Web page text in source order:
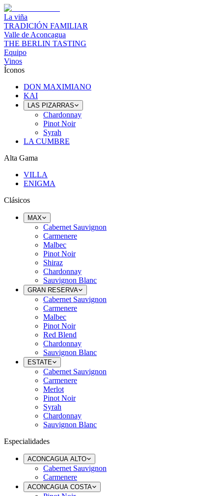
La viña
TRADICIÓN FAMILIAR
Valle de Aconcagua
THE BERLIN TASTING
Equipo
Vinos
Íconos
DON MAXIMIANO
KAI
LAS PIZARRAS
Chardonnay
Pinot Noir
Syrah
LA CUMBRE
Alta Gama
VILLA
ENIGMA
Clásicos
MAX
Cabernet Sauvignon
Carmenere
Malbec
Pinot Noir
Shiraz
Chardonnay
Sauvignon Blanc
GRAN RESERVA
Cabernet Sauvignon
Carmenere
Malbec
Pinot Noir
Red Blend
Chardonnay
Sauvignon Blanc
ESTATE
Cabernet Sauvignon
Carmenere
Merlot
Pinot Noir
Syrah
Chardonnay
Sauvignon Blanc
Especialidades
ACONCAGUA ALTO
Cabernet Sauvignon
Carmenere
ACONCAGUA COSTA